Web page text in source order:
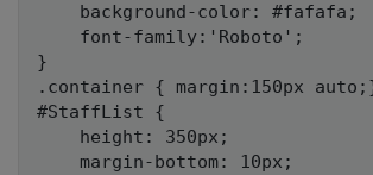
    font-family:'Roboto';
}
.container { margin:150px
#StaffList {
    height: 350px;
    margin-bottom: 10px;